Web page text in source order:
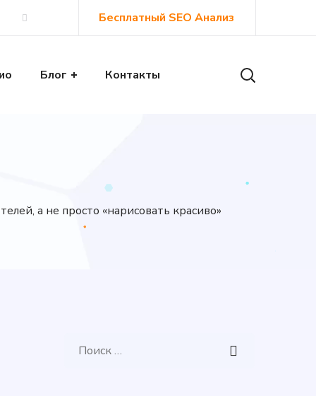
Бесплатный SEO Анализ
Блог Контакты
а не просто «нарисовать красиво»